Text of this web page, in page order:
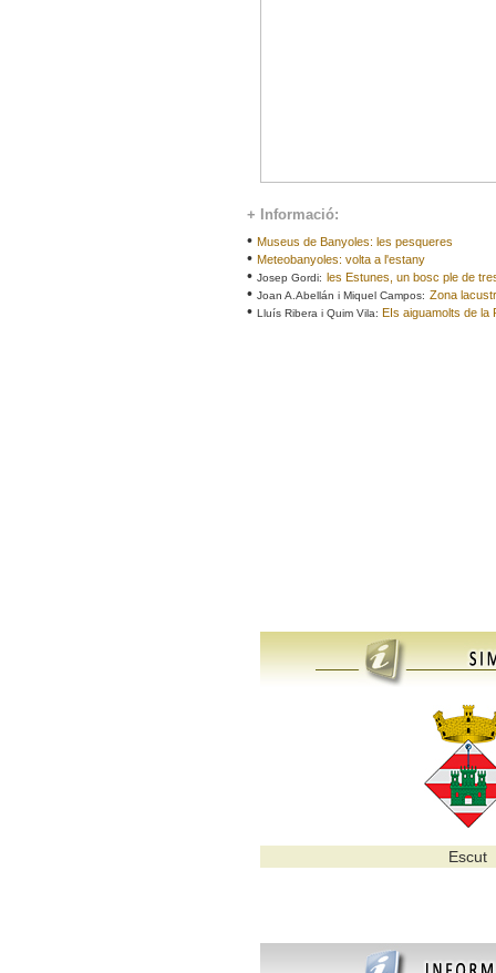
+ Informació:
• Museus de Banyoles: les pesqueres
• Meteobanyoles: volta a l'estany
• Josep Gordi: les Estunes, un bosc ple de
• Joan A.Abellán i Miquel Campos: Zona
• Lluís Ribera i Quim Vila: EIs aiguamolts de la
Escut